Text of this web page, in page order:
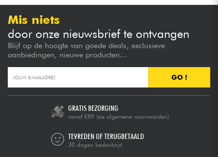
Mis niets
door onze nieuwsbrief te ontvangen
Blijf op de hoogte van goede deals, exclusieve
aanbiedingen, nieuwe producten...
GO !
GRATIS BEZORGING
vanaf €89 (zie algemene voorwaarden)
TEVREDEN OF TERUGBETAALD
30 dagen bedenktijd